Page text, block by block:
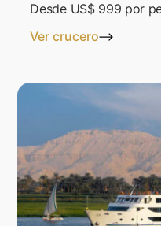
Desde US$ 999 por
Ver crucero